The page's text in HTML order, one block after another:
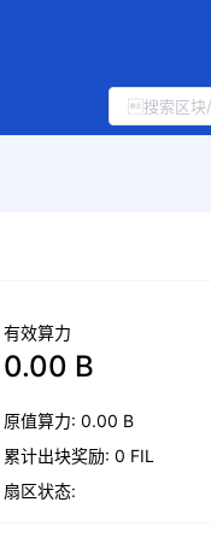
有效算力
0.00 B
原值算力: 0.00 B
累计出块奖励: 0 FIL
扇区状态: